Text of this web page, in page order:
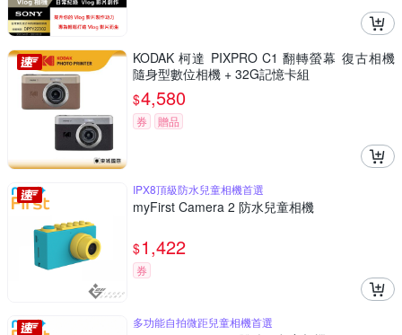
KODAK 柯達 PIXPRO C1 翻轉螢幕 復古相機
隨身型數位相機 + 32G記憶卡組
$4,580
券 贈品
IPX8頂級防水兒童相機首選
myFirst Camera 2 防水兒童相機
$1,422
券
多功能自拍微距兒童相機首選